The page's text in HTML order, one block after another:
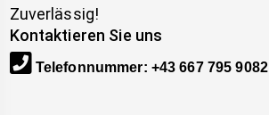
Zuverlässig!
Kontaktieren Sie uns
Telefonnummer: +43 667 795 9082